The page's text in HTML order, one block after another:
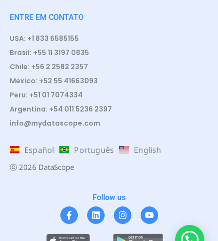
ENTRE EM CONTATO
USA: +1 833 6585155
Brasil: +55 11 3197 0835
Chile: +56 2 2582 2357
Mexico: +52 55 41663093
Peru: +51 01 7074334
Argentina: +54 011 5236 2397
info@mydatascope.com
Español Português English
ⓒ 2026 DataScope
Follow us
¿Te ayudo?